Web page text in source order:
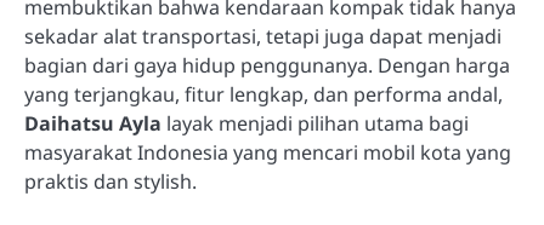
membuktikan bahwa kendaraan kompak tidak hanya
sekadar alat transportasi, tetapi juga dapat menjadi
bagian dari gaya hidup penggunanya. Dengan harga
yang terjangkau, fitur lengkap, dan performa andal,
Daihatsu Ayla layak menjadi pilihan utama bagi
masyarakat Indonesia yang mencari mobil kota yang
praktis dan stylish.